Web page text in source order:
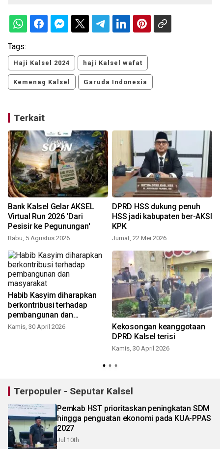
Tags:
Haji Kalsel 2024 haji Kalsel wafat
Kemenag Kalsel Garuda Indonesia
Terkait
Bank Kalsel Gelar AKSEL
Virtual Run 2026 'Dari
Pesisir ke Pegunungan'
Rabu, 5 Agustus 2026
DPRD HSS dukung penuh
HSS jadi kabupaten ber-AKSI
KPK
Jumat, 22 Mei 2026
Habib Kasyim diharapkan
berkontribusi terhadap
pembangunan dan
masyarakat
Kamis, 30 April 2026
Kekosongan keanggotaan
DPRD Kalsel terisi
Kamis, 30 April 2026
Terpopuler - Seputar Kalsel
Pemkab HST prioritaskan peningkatan SDM
hingga penguatan ekonomi pada KUA-PPAS
2027
Jul 10th